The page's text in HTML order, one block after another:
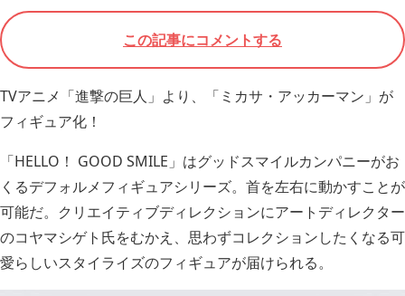
この記事にコメントする
TVアニメ「進撃の巨人」より、「ミカサ・アッカーマン」が
フィギュア化！
「HELLO！ GOOD SMILE」はグッドスマイルカンパニーがお
くるデフォルメフィギュアシリーズ。首を左右に動かすことが
可能だ。クリエイティブディレクションにアートディレクター
のコヤマシゲト氏をむかえ、思わずコレクションしたくなる可
愛らしいスタイライズのフィギュアが届けられる。